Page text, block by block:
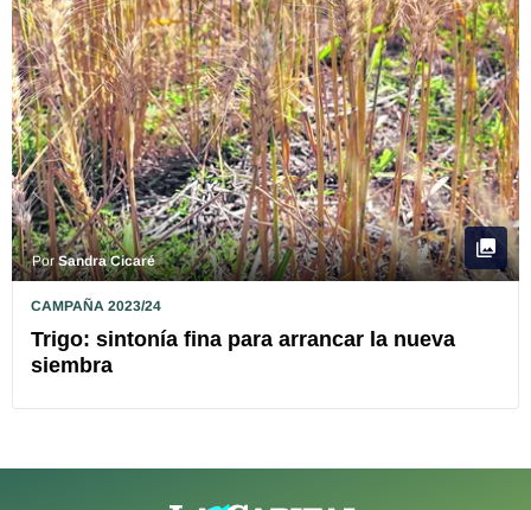
PorSandra Cicaré
CAMPAÑA 2023/24
Trigo: sintonía fina para arrancar la nueva
siembra